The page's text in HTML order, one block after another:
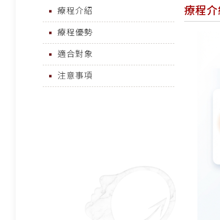
療程介紹
療程優勢
適合對象
注意事項
療程